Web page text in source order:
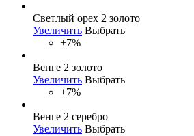
Светлый орех 2 золото
Увеличить Выбрать
+7%
Венге 2 золото
Увеличить Выбрать
+7%
Венге 2 серебро
Увеличить Выбрать